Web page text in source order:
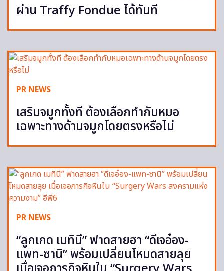
ผ่าน Traffy Fondue ได้ทันที
PR NEWS
เสริมจมูกทั้งที ต้องเลือกทำกับหมอ
เฉพาะทางด้านจมูกโดยตรงหรือไม่
PR NEWS
“ลูกเกด เมทินี” ฟาดสายฮา “ดีเจอ๋อง-
แพท-ซานิ” พร้อมเปลี่ยนโหมดสายลุย